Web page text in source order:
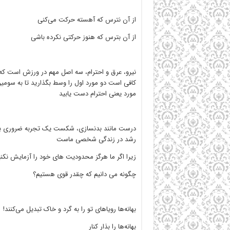
از آن نترس که آهسته حرکت می‌کنی
از آن بترس که هنوز حرکتی نکرده باشی
نیرو، عرق و احترام، سه اصل مهم در ورزش است که
کافی است دو مورد اول را وسط بگذارید تا به
مورد یعنی احترام دست یابید
درست مانند بدنسازی، شکست یک تجربه ضروری
رشد در زندگی شخصی ماست
زیرا اگر ما هرگز محدودیت های خود را آزمایش
چگونه می دانیم که چقدر قوی هستیم؟
بهانه‌ها رویاهای تو را به گرد و خاک تبدیل می‌کنند!
بهانه‌ها را بذار کنار